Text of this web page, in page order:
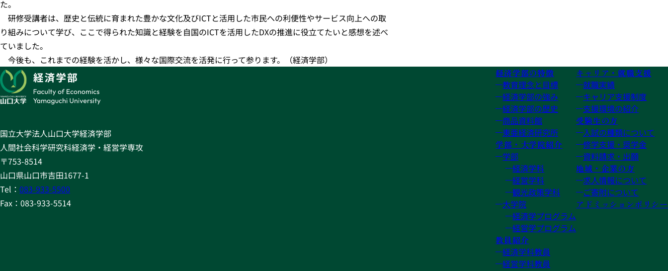
た。
研修受講者は、歴史と伝統に育まれた豊かな文化及びICTと活用した市民への利便性やサービス向上への取
り組みについて学び、ここで得られた知識と経験を自国のICTを活用したDXの推進に役立てたいと感想を述べ
ていました。
今後も、これまでの経験を活かし、様々な国際交流を活発に行って参ります。（経済学部）
国立大学法人山口大学経済学部
人間社会科学研究科経済学・経営学専攻
〒753-8514
山口県山口市吉田1677-1
Tel： 083-933-5500
Fax：083-933-5514
経済学部の特徴
教育理念と目標
経済学部の強み
経済学部の歴史
商品資料館
東亜経済研究所
学部・大学院紹介
学部
経済学科
経営学科
観光政策学科
大学院
経済学プログラム
経営学プログラム
教員紹介
経済学科教員
経営学科教員
キャリア・就職支援
就職実績
キャリア支援制度
支援環境の紹介
受験生の方
入試の種類について
修学支援・奨学金
資料請求・出願
地域・企業の方
求人情報について
ご寄附について
アドミッションポリシー